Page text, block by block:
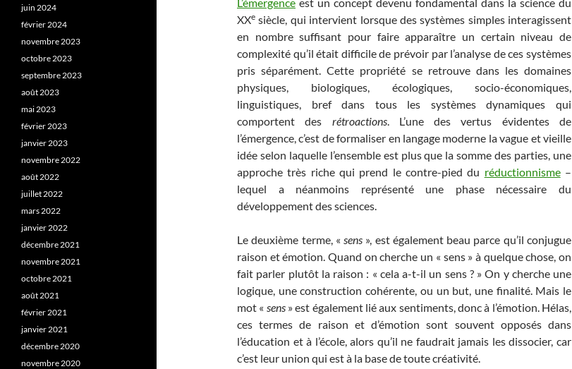
XXe siècle, qui intervient lorsque des systèmes simples interagissent
en nombre suffisant pour faire apparaître un certain niveau de
complexité qu’il était difficile de prévoir par l’analyse de ces systèmes
pris séparément. Cette propriété se retrouve dans les domaines
physiques, biologiques, écologiques, socio-économiques,
linguistiques, bref dans tous les systèmes dynamiques qui
comportent des rétroactions. L’une des vertus évidentes de
l’émergence, c’est de formaliser en langage moderne la vague et vieille
idée selon laquelle l’ensemble est plus que la somme des parties, une
approche très riche qui prend le contre-pied du réductionnisme–
lequel a néanmoins représenté une phase nécessaire du
développement des sciences.
Le deuxième terme, «sens », est également beau parce qu’il conjugue
raison et émotion. Quand on cherche un « sens » à quelque chose, on
fait parler plutôt la raison : « cela a-t-il un sens ? » On y cherche une
logique, une construction cohérente, ou un but, une finalité. Mais le
mot « sens» est également lié aux sentiments, donc à l’émotion. Hélas,
ces termes de raison et d’émotion sont souvent opposés dans
l’éducation et à l’école, alors qu’il ne faudrait jamais les dissocier, car
c’est leur union qui est à la base de toute créativité.
juin 2024
février 2024
novembre 2023
octobre 2023
septembre 2023
août 2023
mai 2023
février 2023
janvier 2023
novembre 2022
août 2022
juillet 2022
mars 2022
janvier 2022
décembre 2021
novembre 2021
octobre 2021
août 2021
février 2021
janvier 2021
décembre 2020
novembre 2020